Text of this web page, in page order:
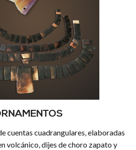
cuentas cuadrangulares, elaboradas
volcánico, dijes de choro zapato y